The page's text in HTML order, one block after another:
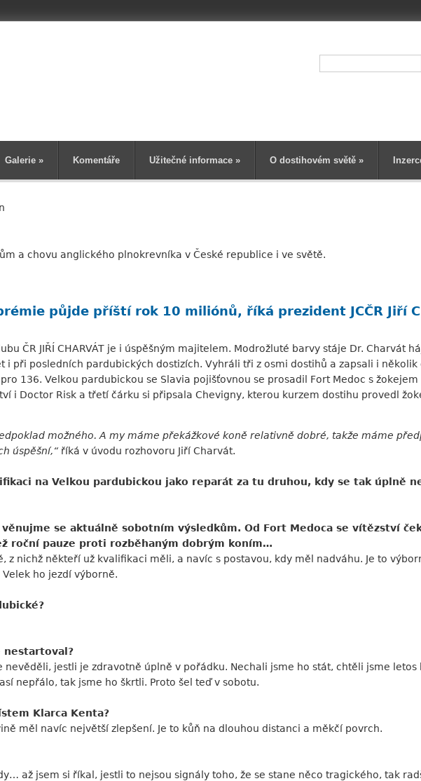
Galerie » Komentáře Užitečné informace » O dostihovém světě »
a chovu anglického plnokrevníka v České republice i ve světě.
půjde příští rok 10 miliónů, říká prezident JCČR Jiří
ČR JIŘÍ CHARVÁT je i úspěšným majitelem. Modrožluté barvy stáje Dr. Charvát
i při posledních pardubických dostizích. Vyhráli tři z osmi dostihů a zapsali i několik
136. Velkou pardubickou se Slavia pojišťovnou se prosadil Fort Medoc s žokejem
i Doctor Risk a třetí čárku si připsala Chevigny, kterou kurzem dostihu provedl
možného. A my máme překážkové koně relativně dobré, takže máme
úspěšní,“ říká v úvodu rozhovoru Jiří Charvát.
na Velkou pardubickou jako reparát za tu druhou, kdy se tak úplně
se aktuálně sobotním výsledkům. Od Fort Medoca se vítězství
roční pauze proti rozběhaným dobrým koním…
z nichž někteří už kvalifikaci měli, a navíc s postavou, kdy měl nadváhu. Je to
ho jezdí výborně.
nestartoval?
nevěděli, jestli je zdravotně úplně v pořádku. Nechali jsme ho stát, chtěli jsme letos
nepřálo, tak jsme ho škrtli. Proto šel teď v sobotu.
Klarca Kenta?
měl navíc největší zlepšení. Je to kůň na dlouhou distanci a měkčí povrch.
až jsem si říkal, jestli to nejsou signály toho, že se stane něco tragického, tak